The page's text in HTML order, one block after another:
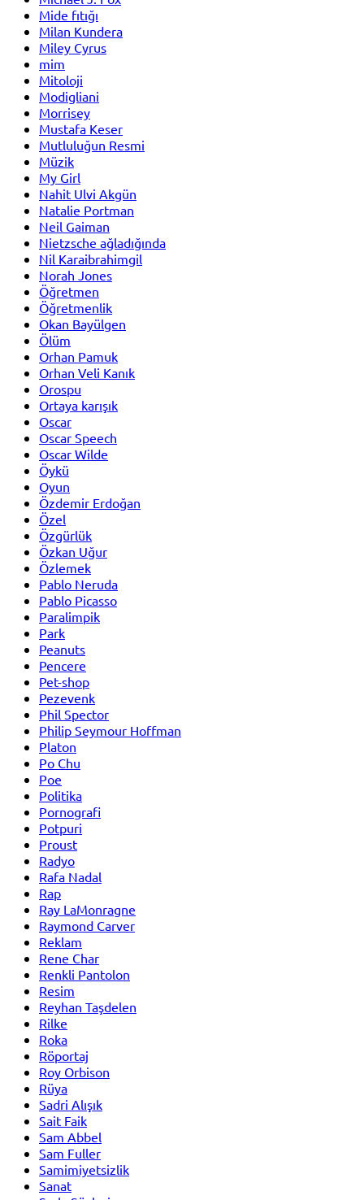
Mide fıtığı
Milan Kundera
Miley Cyrus
mim
Mitoloji
Modigliani
Morrisey
Mustafa Keser
Mutluluğun Resmi
Müzik
My Girl
Nahit Ulvi Akgün
Natalie Portman
Neil Gaiman
Nietzsche ağladığında
Nil Karaibrahimgil
Norah Jones
Öğretmen
Öğretmenlik
Okan Bayülgen
Ölüm
Orhan Pamuk
Orhan Veli Kanık
Orospu
Ortaya karışık
Oscar
Oscar Speech
Oscar Wilde
Öykü
Oyun
Özdemir Erdoğan
Özel
Özgürlük
Özkan Uğur
Özlemek
Pablo Neruda
Pablo Picasso
Paralimpik
Park
Peanuts
Pencere
Pet-shop
Pezevenk
Phil Spector
Philip Seymour Hoffman
Platon
Po Chu
Poe
Politika
Pornografi
Potpuri
Proust
Radyo
Rafa Nadal
Rap
Ray LaMonragne
Raymond Carver
Reklam
Rene Char
Renkli Pantolon
Resim
Reyhan Taşdelen
Rilke
Roka
Röportaj
Roy Orbison
Rüya
Sadri Alışık
Sait Faik
Sam Abbel
Sam Fuller
Samimiyetsizlik
Sanat